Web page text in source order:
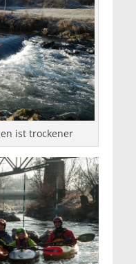
ist trockener